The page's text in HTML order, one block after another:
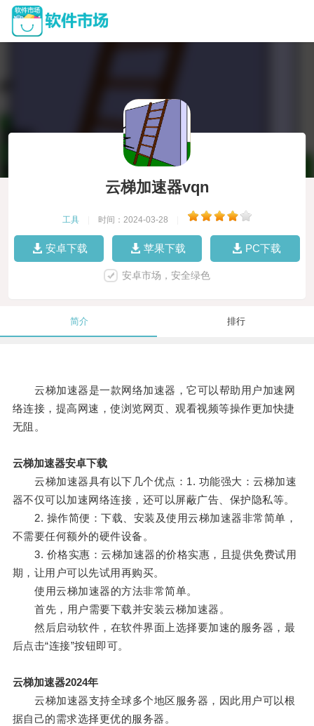
云梯加速器vqn
工具 时间：2024-03-28
安卓下载 苹果下载 PC下载
安卓市场，安全绿色
简介 排行
云梯加速器是一款网络加速器，它可以帮助用户加速网
络连接，提高网速，使浏览网页、观看视频等操作更加快捷
无阻。
云梯加速器安卓下载
云梯加速器具有以下几个优点：1. 功能强大：云梯加速
器不仅可以加速网络连接，还可以屏蔽广告、保护隐私等。
2. 操作简便：下载、安装及使用云梯加速器非常简单，
不需要任何额外的硬件设备。
3. 价格实惠：云梯加速器的价格实惠，且提供免费试用
期，让用户可以先试用再购买。
使用云梯加速器的方法非常简单。
首先，用户需要下载并安装云梯加速器。
然后启动软件，在软件界面上选择要加速的服务器，最
后点击“连接”按钮即可。
云梯加速器2024年
云梯加速器支持全球多个地区服务器，因此用户可以根
据自己的需求选择更优的服务器。